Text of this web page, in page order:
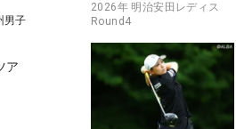
男子
ア
2026年 明治安田レディス
Round4